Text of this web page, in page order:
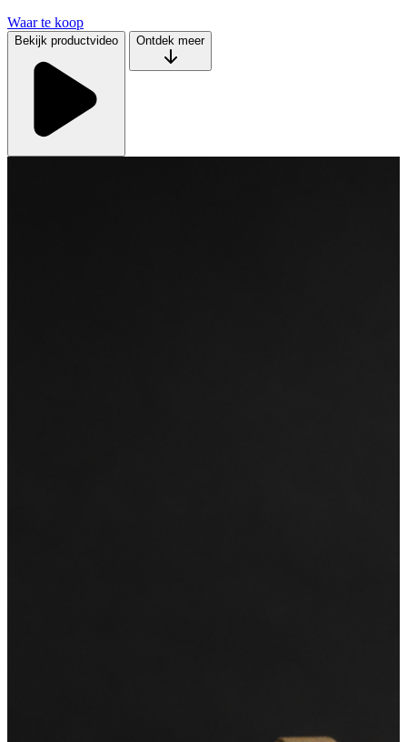
Waar te koop
Bekijk productvideo Ontdek meer